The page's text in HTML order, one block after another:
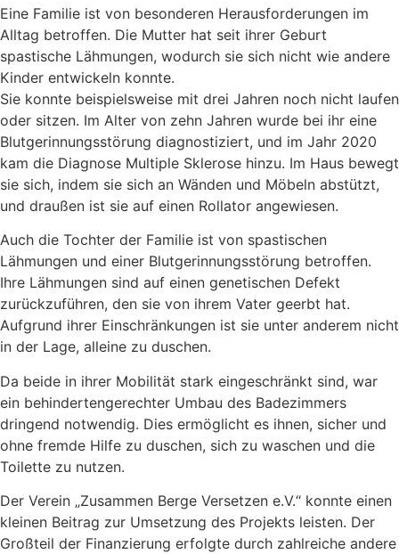
Eine Familie ist von besonderen Herausforderungen im
Alltag betroffen. Die Mutter hat seit ihrer Geburt
spastische Lähmungen, wodurch sie sich nicht wie andere
Kinder entwickeln konnte.
Sie konnte beispielsweise mit drei Jahren noch nicht laufen
oder sitzen. Im Alter von zehn Jahren wurde bei ihr eine
Blutgerinnungsstörung diagnostiziert, und im Jahr 2020
kam die Diagnose Multiple Sklerose hinzu. Im Haus bewegt
sie sich, indem sie sich an Wänden und Möbeln abstützt,
und draußen ist sie auf einen Rollator angewiesen.
Auch die Tochter der Familie ist von spastischen
Lähmungen und einer Blutgerinnungsstörung betroffen.
Ihre Lähmungen sind auf einen genetischen Defekt
zurückzuführen, den sie von ihrem Vater geerbt hat.
Aufgrund ihrer Einschränkungen ist sie unter anderem nicht
in der Lage, alleine zu duschen.
Da beide in ihrer Mobilität stark eingeschränkt sind, war
ein behindertengerechter Umbau des Badezimmers
dringend notwendig. Dies ermöglicht es ihnen, sicher und
ohne fremde Hilfe zu duschen, sich zu waschen und die
Toilette zu nutzen.
Der Verein „Zusammen Berge Versetzen e.V.“ konnte einen
kleinen Beitrag zur Umsetzung des Projekts leisten. Der
Großteil der Finanzierung erfolgte durch zahlreiche andere